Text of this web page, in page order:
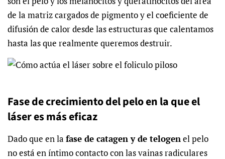
de la matriz cargados de pigmento y el coeficiente de
difusión de calor desde las estructuras que calentamos
hasta las que realmente queremos destruir.
Fase de crecimiento del pelo en la que el
láser es más eficaz
Dado que en la fase de catagen y de telogenel pelo
no está en íntimo contacto con las vainas radiculares